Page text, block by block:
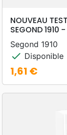
NOUVEAU
SEGOND 1910
Segond 1910
check Disponible
Prix
1,61 €